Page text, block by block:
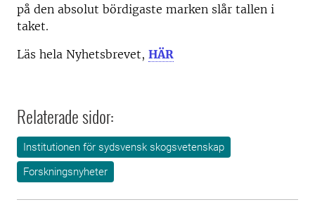
på den absolut bördigaste marken slår tallen i
taket.
Läs hela Nyhetsbrevet, HÄR
Relaterade sidor:
Institutionen för sydsvensk skogsvetenskap
Forskningsnyheter